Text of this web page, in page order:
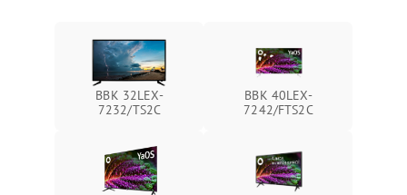
BBK 32LEX-
7232/TS2C
BBK 40LEX-
7242/FTS2C